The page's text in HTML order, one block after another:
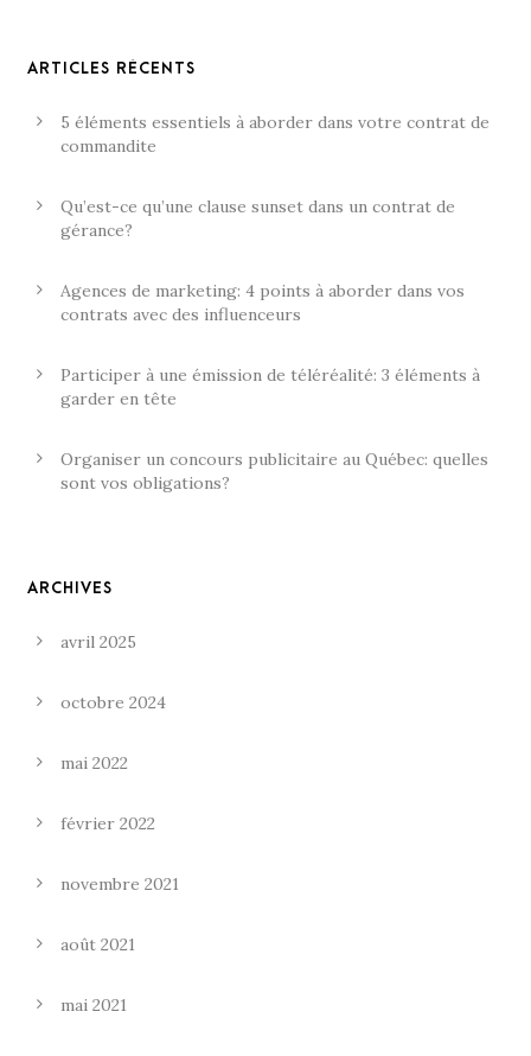
ARTICLES RÉCENTS
5 éléments essentiels à aborder dans votre contrat de
commandite
Qu’est-ce qu’une clause sunset dans un contrat de
gérance?
Agences de marketing: 4 points à aborder dans vos
contrats avec des influenceurs
Participer à une émission de téléréalité: 3 éléments à
garder en tête
Organiser un concours publicitaire au Québec: quelles
sont vos obligations?
ARCHIVES
avril 2025
octobre 2024
mai 2022
février 2022
novembre 2021
août 2021
mai 2021